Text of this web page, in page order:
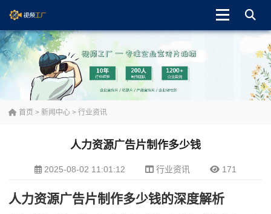
首页 > 新闻中心 > 行业资讯
人力资源广告片制作多少钱
2025-08-02 11:01:12 行业资讯 171
人力资源广告片制作多少钱的深度解析